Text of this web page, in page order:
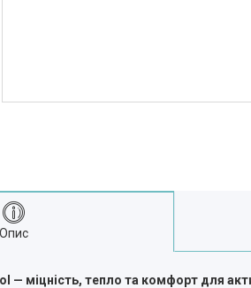
Опис
— міцність, тепло та комфорт для